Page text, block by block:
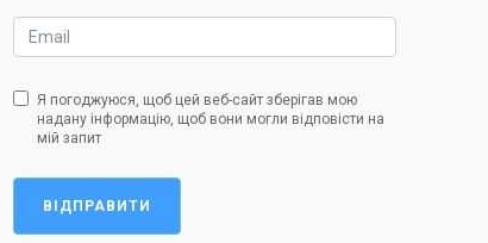
Я погоджуюся, щоб цей веб-сайт зберігав мою
надану інформацію, щоб вони могли відповісти на
мій запит
ВІДПРАВИТИ